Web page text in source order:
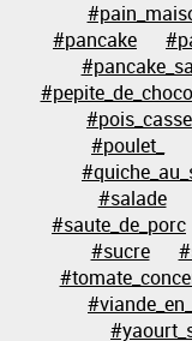
#pancake
#pois_casse
#poulet_
#salade
#saute_de_porc
#sucre